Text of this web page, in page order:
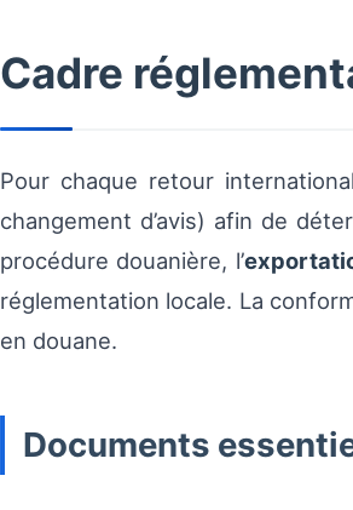
Cadre
Pour chaque retour
changement d’avis) afin de
procédure douanière, l’
réglementation locale. La
en douane.
Documents